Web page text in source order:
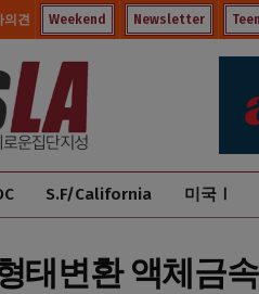
의견 Weekend Newsletter
S.F/California 미국Ⅰ
태변환 액체금